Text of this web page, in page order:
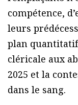
compétence,
leurs
plan
cléricale aux
2025 et la
dans le sang.